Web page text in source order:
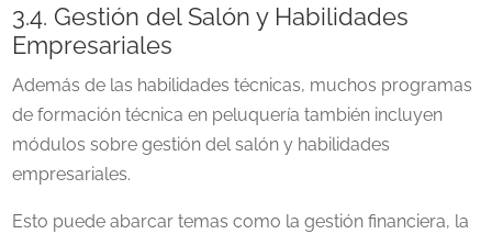
3.4. Gestión del Salón y Habilidades
Empresariales
Además de las habilidades técnicas, muchos programas
de formación técnica en peluquería también incluyen
módulos sobre gestión del salón y habilidades
empresariales.
Esto puede abarcar temas como la gestión financiera, la